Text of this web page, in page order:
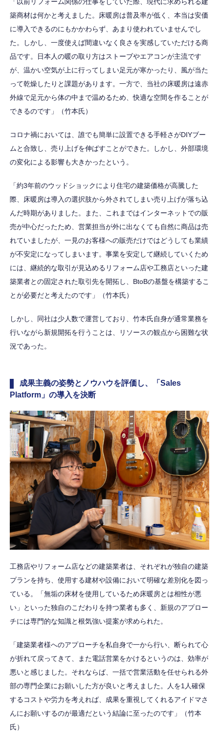
「以前リフォーム関係の仕事をしていた際、現代に求められる建
築商材は何かと考えました。床暖房は普及率が低く、本当は安価
に導入できるのにもかかわらず、あまり使われていませんでし
た。しかし、一度使えば間違いなく良さを実感していただける商
品です。日本人の暖の取り方はストーブやエアコンが主流です
が、温かい空気が上に行ってしまい足元が寒かったり、風が当た
って乾燥したりと課題があります。一方で、当社の床暖房は遠赤
外線で足元から体の中まで温めるため、快適な空間を作ることが
できるのです」（竹本氏）
コロナ禍においては、誰でも簡単に設置できる手軽さがDIYブー
ムと合致し、売り上げを伸ばすことができた。しかし、外部環境
の変化による影響も大きかったという。
「約3年前のウッドショックにより住宅の建築価格が高騰した
際、床暖房は導入の選択肢から外されてしまい売り上げが落ち込
んだ時期がありました。また、これまではインターネットでの販
売が中心だったため、営業担当が外に出なくても自然に商品は売
れていましたが、一見のお客様への販売だけではどうしても業績
が不安定になってしまいます。事業を安定して継続していくため
には、継続的な取引が見込めるリフォーム店や工務店といった建
築業者との固定された取引先を開拓し、BtoBの基盤を構築するこ
とが必要だと考えたのです」（竹本氏）
しかし、同社は少人数で運営しており、竹本氏自身が通常業務を
行いながら新規開拓を行うことは、リソースの観点から困難な状
況であった。
成果主義の姿勢とノウハウを評価し、「Sales
Platform」の導入を決断
工務店やリフォーム店などの建築業者は、それぞれが独自の建築
プランを持ち、使用する建材や設備において明確な差別化を図っ
ている。「無垢の床材を使用しているため床暖房とは相性が悪
い」といった独自のこだわりを持つ業者も多く、新規のアプロー
チには専門的な知識と根気強い提案が求められた。
「建築業者様へのアプローチを私自身で一から行い、断られて心
が折れて戻ってきて、また電話営業をかけるというのは、効率が
悪いと感じました。それならば、一括で営業活動を任せられる外
部の専門企業にお願いした方が良いと考えました。人を1人確保
するコストや労力を考えれば、成果を重視してくれるアイドマさ
んにお願いするのが最適だという結論に至ったのです」（竹本
氏）